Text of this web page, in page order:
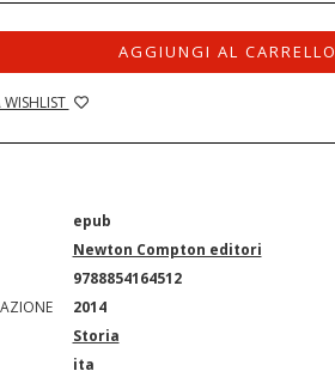
AGGIUNGI AL CARRELLO
epub
Newton Compton editori
9788854164512
2014
Storia
ita